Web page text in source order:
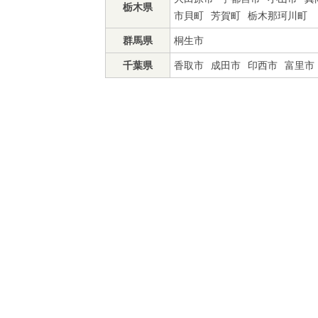
栃木県
市貝町
芳賀町 栃木那珂川町
群馬県 桐生市
千葉県 香取市 成田市 印西市 富里市